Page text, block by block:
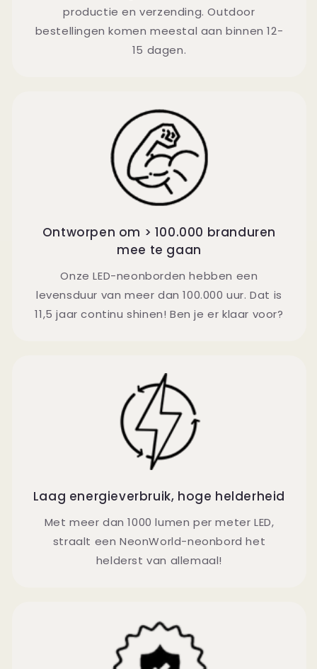
productie en verzending. Outdoor
bestellingen komen meestal aan binnen 12-
15 dagen.
Ontworpen om > 100.000 branduren
mee te gaan
Onze LED-neonborden hebben een
levensduur van meer dan 100.000 uur. Dat is
11,5 jaar continu shinen! Ben je er klaar voor?
Laag energieverbruik, hoge helderheid
Met meer dan 1000 lumen per meter LED,
straalt een NeonWorld-neonbord het
helderst van allemaal!